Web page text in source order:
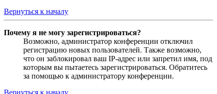
Вернуться к началу
Почему я не могу зарегистрироваться?
Возможно, администратор конференции отключил
регистрацию новых пользователей. Также возможно,
что он заблокировал ваш IP-адрес или запретил имя, под
которым вы пытаетесь зарегистрироваться. Обратитесь
за помощью к администратору конференции.
Вернуться к началу